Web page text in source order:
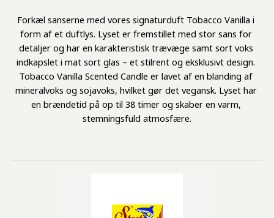
Forkæl sanserne med vores signaturduft Tobacco Vanilla i
form af et duftlys. Lyset er fremstillet med stor sans for
detaljer og har en karakteristisk trævæge samt sort voks
indkapslet i mat sort glas – et stilrent og eksklusivt design.
Tobacco Vanilla Scented Candle er lavet af en blanding af
mineralvoks og sojavoks, hvilket gør det vegansk. Lyset har
en brændetid på op til 38 timer og skaber en varm,
stemningsfuld atmosfære.